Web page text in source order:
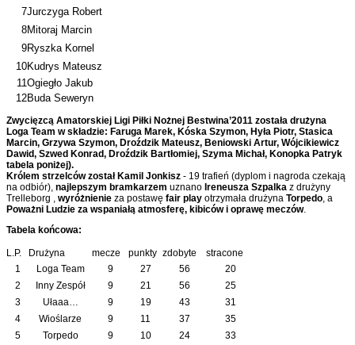
7Jurczyga Robert
8Mitoraj Marcin
9Ryszka Kornel
10Kudrys Mateusz
11 Ogiegło Jakub
12Buda Seweryn
Zwycięzcą Amatorskiej Ligi Piłki Nożnej Bestwina’2011 została drużyna
Loga Team w składzie: Faruga Marek, Kóska Szymon, Hyła Piotr, Stasica
Marcin, Grzywa Szymon, Droździk Mateusz, Beniowski Artur, Wójcikiewicz
Dawid, Szwed Konrad, Droździk Bartłomiej, Szyma Michał, Konopka Patryk
tabela poniżej).
Królem strzelców został Kamil Jonkisz - 19 trafień (dyplom i nagroda czekają
na odbiór), najlepszym bramkarzem uznano Ireneusza Szpalka z drużyny
Trelleborg , wyróżnienie za postawę fair play otrzymała drużyna Torpedo, a
Poważni Ludzie za wspaniałą atmosferę, kibiców i oprawę meczów.
Tabela końcowa:
L.P. Drużyna mecze punkty zdobyte
stracone
1
Loga Team 9 27 56
20
2
Inny Zespół 9 21 56
25
3
Ułaaa… 9 19 43
31
4
Wioślarze 9 11 37
35
5
Torpedo 9 10 24
33